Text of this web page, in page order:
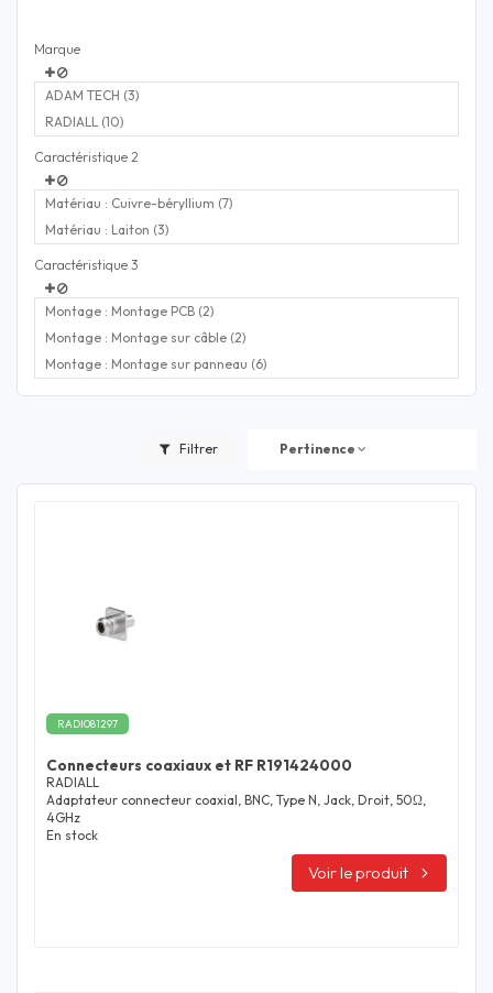
Marque
ADAM TECH (3)
RADIALL (10)
Caractéristique 2
Matériau : Cuivre-béryllium (7)
Matériau : Laiton (3)
Caractéristique 3
Montage : Montage PCB (2)
Montage : Montage sur câble (2)
Montage : Montage sur panneau (6)
Filtrer Pertinence
RADI081297
Connecteurs coaxiaux et RF R191424000
RADIALL
Adaptateur connecteur coaxial, BNC, Type N, Jack, Droit, 50Ω,
4GHz
En stock
Voir le produit